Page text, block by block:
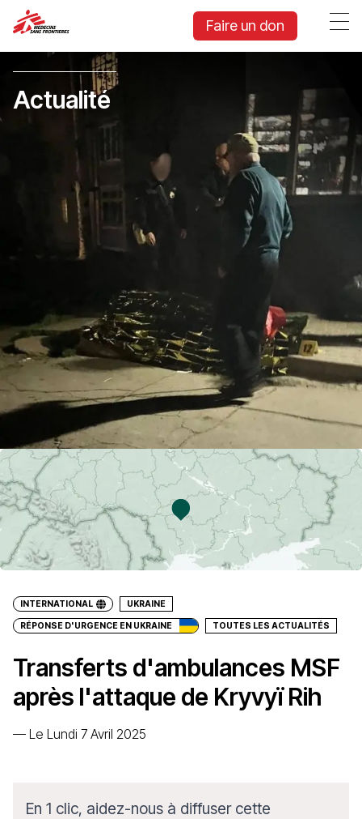
Faire un don
Actualité
INTERNATIONAL UKRAINE
RÉPONSE D'URGENCE EN UKRAINE TOUTES LES ACTUALITÉS
Transferts d'ambulances MSF
après l'attaque de Kryvyï Rih
— Le Lundi 7 Avril 2025
En 1 clic, aidez-nous à diffuser cette